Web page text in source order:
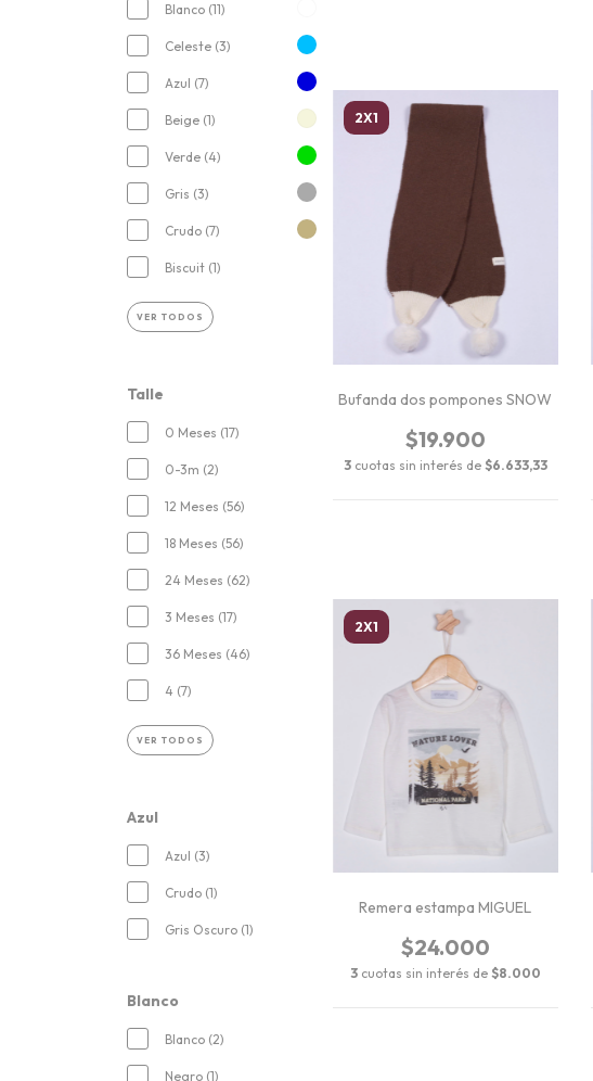
Blanco (11)
Celeste (3)
Azul (7)
Beige (1)
Verde (4)
Gris (3)
Crudo (7)
Biscuit (1)
VER TODOS
Talle
0 Meses (17)
0-3m (2)
12 Meses (56)
18 Meses (56)
24 Meses (62)
3 Meses (17)
36 Meses (46)
4 (7)
VER TODOS
Azul
Azul (3)
Crudo (1)
Gris Oscuro (1)
Blanco
Blanco (2)
Negro (1)
2X1
Bufanda dos pompones SNOW
$19.900
3 cuotas sin interés de $6.633,33
2X1
Remera estampa MIGUEL
$24.000
3 cuotas sin interés de $8.000